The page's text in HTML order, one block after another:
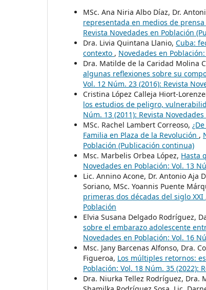
MSc. Ana Niria Albo Díaz, Dr.
representada en medios de
Revista Novedades en Población
Dra. Livia Quintana Llanio, Cuba:
contexto , Novedades en
Dra. Matilde de la Caridad Molina
algunas reflexiones sobre su
Vol. 12 Núm. 23 (2016): Revista
Cristina López Calleja Hiort-
los estudios de peligro,
Núm. 13 (2011): Revista
MSc. Rachel Lambert Correoso,
Familia en Plaza de la Revolución ,
Población (Publicación continua)
Msc. Marbelis Orbea López, Hasta
Novedades en Población: Vol. 13
Lic. Annino Acone, Dr. Antonio Aja
Soriano, MSc. Yoannis Puente
primeras dos décadas del siglo XXI
Población
Elvia Susana Delgado Rodríguez,
sobre el embarazo adolescente
Novedades en Población: Vol. 16
Msc. Jany Barcenas Alfonso, Dra.
Figueroa, Los múltiples retornos:
Población: Vol. 18 Núm. 35 (2022):
Dra. Niurka Tellez Rodríguez, Dra.